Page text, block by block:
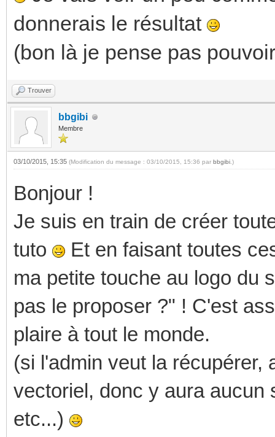
donnerais le résultat
(bon là je pense pas
Trouver
bbgibi
Membre
03/10/2015, 15:35 (Modification du message : 03/10/2015, 15:36 par bbgibi .)
Bonjour !
Je suis en train de créer
tuto
Et en faisant toutes
ma petite touche au logo du
pas le proposer ?" ! C'est
plaire à tout le monde.
(si l'admin veut la récupérer,
vectoriel, donc y aura aucun
etc...)